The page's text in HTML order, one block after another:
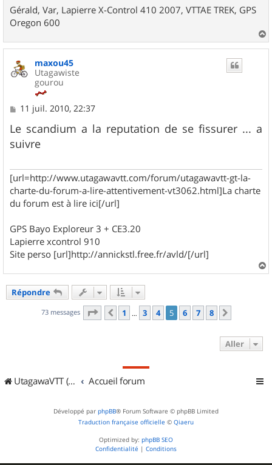
Gérald, Var, Lapierre X-Control 410 2007, VTTAE TREK, GPS
Oregon 600
a
maxou45
Utagawiste
gourou
M
s
s
a
11 juil. 2010, 22:37
Le scandium a la reputation de se fissurer ... a
suivre
[url=http://www.utagawavtt.com/forum/utagawavtt-gt-la-
charte-du-forum-a-lire-attentivement-vt3062.html]La charte
du forum est à lire ici[/url]
GPS Bayo Exploreur 3 + CE3.20
Lapierre xcontrol 910
Site perso [url]http://annickstl.free.fr/avld/[/url]
a
Répondre
73 messages Page 5sur 8
Précédent
1 … 3 4 5 6 7 8
Aller
UtagawaVTT (Randos VTT et VTTAE avec traces GPS) Accueil forum
Développé par phpBB® Forum Software © phpBB Limited
Traduction française officielle © Qiaeru
Optimized by: phpBB SEO
Confidentialité | Conditions